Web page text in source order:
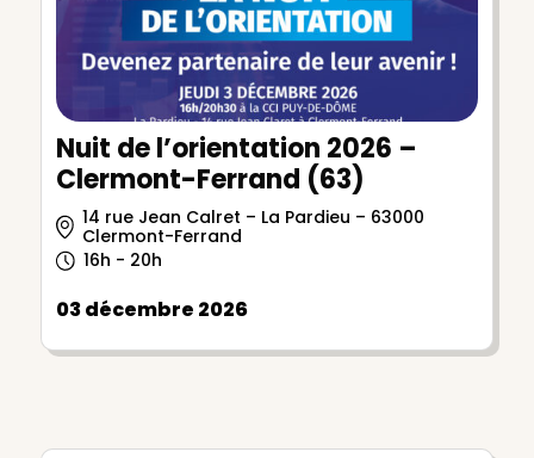
Nuit de l’orientation 2026 –
Clermont-Ferrand (63)
14 rue Jean Calret – La Pardieu – 63000
Clermont-Ferrand
16h - 20h
03 décembre 2026